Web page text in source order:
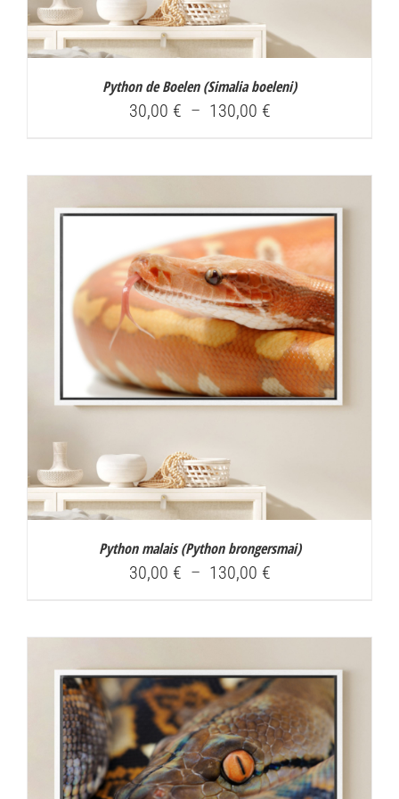
Python de Boelen (Simalia boeleni)
30,00 € – 130,00 €Plage
à
130,00 €
Python malais (Python brongersmai)
30,00 € – 130,00 €Plage
à
130,00 €